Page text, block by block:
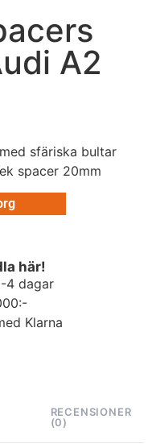
A2
sfäriska bultar
spacer 20mm
här!
4 dagar
Klarna
RECENSIONER
(0)